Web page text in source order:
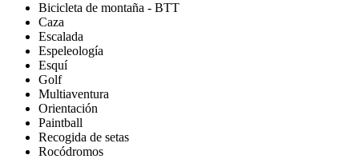
Bicicleta de montaña - BTT
Caza
Escalada
Espeleología
Esquí
Golf
Multiaventura
Orientación
Paintball
Recogida de setas
Rocódromos